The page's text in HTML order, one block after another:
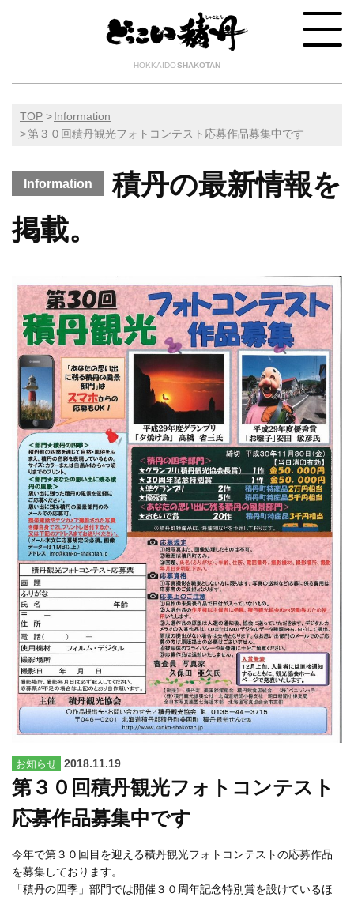
HOKKAIDOSHAKOTAN
TOP
Information
第３０回積丹観光フォトコンテスト応募作品募集中です
Information
積丹の最新情報を
掲載。
お知らせ 2018.11.19
第３０回積丹観光フォトコンテスト
応募作品募集中です
今年で第３０回目を迎える積丹観光フォトコンテストの応募作品
を募集しております。
「積丹の四季」部門では開催３０周年記念特別賞を設けているほ